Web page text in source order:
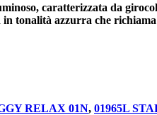
caratterizzata da
azzurra che
RELAX 01N, 01965L